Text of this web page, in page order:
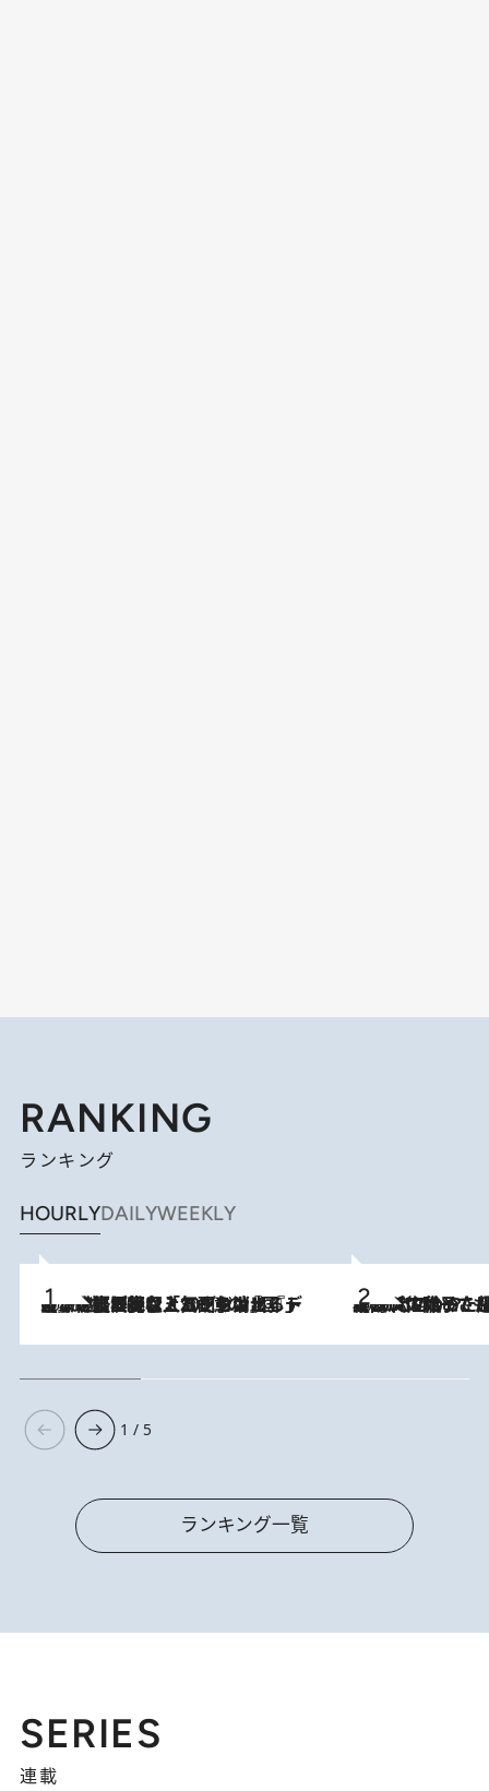
RANKING
ランキング
HOURLYDAILYWEEKLY
2026.8.5
【なぜ吉沢亮は「気配を消せる」のか？】興行収入208億の『国宝』を経て挑むミュージカル『ディア・エヴァン・ハンセン』。トップ俳優が舞台上でさらけ出した“孤独”とは 2026.8.5
【阿川佐和子さんの年とる力】なぜ70代で始めた趣味は“こんなに楽しい”のか？ ピアノ、俳句…スランプに陥っても続けられる“ある秘訣”とは
1 / 5
ランキング一覧
SERIES
連載